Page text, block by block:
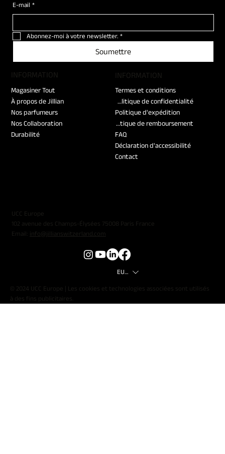
UCC Europe
102 avenue des Champs-Élysées 75008 Paris France
Email: info@jillianswitzerland.com
​INFORMATION
Magasiner Tout
À propos de Jillian
Nos parfumeurs
Nos Collaboration
Durabilité
​INFORMATION
Termes et conditions
Politique de confidentialité
Politique d'expédition
Politique de remboursement
FAQ
Déclaration d'accessibilité
Contact
E-mail *
Abonnez-moi à votre newsletter. *
Soumettre
EUR (€)
© 2024 UCC Europe | Les cookies et technologies associées sont utilisés
à des fins publicitaires.